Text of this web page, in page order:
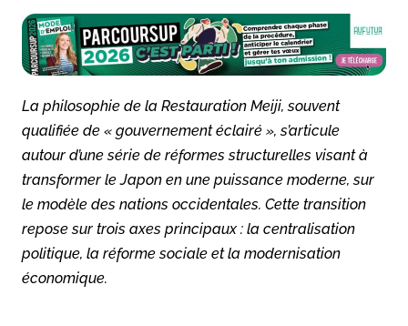
La philosophie de la Restauration Meiji, souvent
qualifiée de « gouvernement éclairé », s’articule
autour d’une série de réformes structurelles visant à
transformer le Japon en une puissance moderne, sur
le modèle des nations occidentales. Cette transition
repose sur trois axes principaux : la centralisation
politique, la réforme sociale et la modernisation
économique.